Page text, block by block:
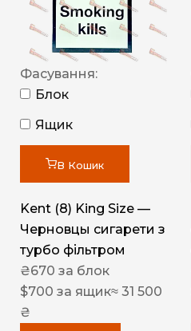
Фасування:
Блок
Ящик
В Кошик
Kent (8) King Size —
Черновцы сигарети з
турбо фільтром
₴670 за блок
$700 за ящик≈ 31 500
₴